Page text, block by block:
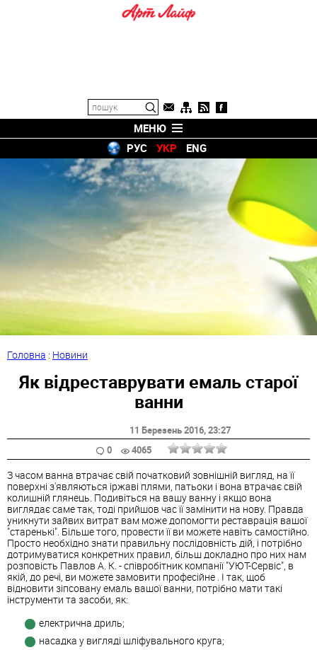
МЕНЮ
РУС
УКР ENG
Головна : Новини
Як відреставрувати емаль старої
ванни
11 Березень 2016, 23:27
0
4065
З часом ванна втрачає свій початковий зовнішній вигляд, на її
поверхні з'являються іржаві плями, патьоки і вона втрачає свій
колишній глянець. Подивіться на вашу ванну і якщо вона
виглядає саме так, тоді прийшов час її замінити на нову. Правда
уникнути зайвих витрат вам може допомогти реставрація вашої
"старенькі". Більше того, провести її ви можете навіть самостійно.
Просто необхідно знати правильну послідовність дій, і потрібно
дотримуватися конкретних правил, більш докладно про них нам
розповість Павлов А. К. - співробітник компанії "УЮТ-Сервіс", в
якій, до речі, ви можете замовити професійне . І так, щоб
відновити зіпсовану емаль вашої ванни, потрібно мати такі
інструменти та засоби, як:
електрична дриль;
насадка у вигляді шліфувального круга;